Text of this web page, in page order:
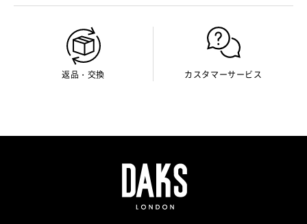
返品・交換 カスタマーサービス